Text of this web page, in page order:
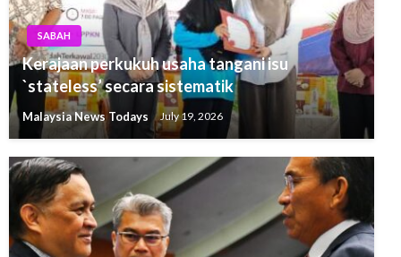
SABAH
Kerajaan perkukuh usaha tangani isu
`stateless’ secara sistematik
Malaysia News Todays July 19, 2026